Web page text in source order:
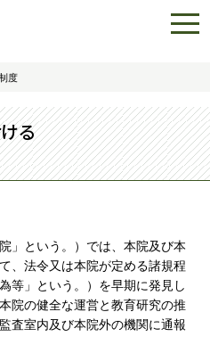
度
る
」という。）では、本院及び本
、法令又は本院が定める諸規程
等」という。）を早期に発見し
院の健全な運営と教育研究の推
査室内及び本院外の機関に通報